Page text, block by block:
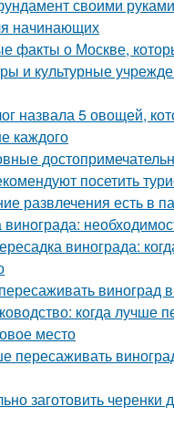
своими
начинающих
факты о Москве,
и культурные
назвала 5 овощей,
каждого
посетить
развлечения есть в
винограда:
винограда:
виноград
когда лучше
место
пересаживать
заготовить черенки